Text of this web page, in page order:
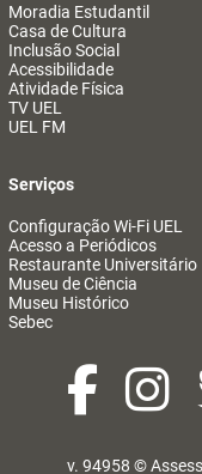
Moradia Estudantil
Casa de Cultura
Inclusão Social
Acessibilidade
Atividade Física
TV UEL
UEL FM
Serviços
Configuração Wi-Fi UEL
Acesso a Periódicos
Restaurante Universitário
Museu de Ciência
Museu Histórico
Sebec
v. 94958 ©